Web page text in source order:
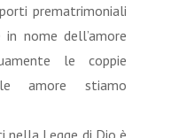
prematrimoniali
nome dell’amore
le coppie
amore stiamo
nella Legge di Dio è